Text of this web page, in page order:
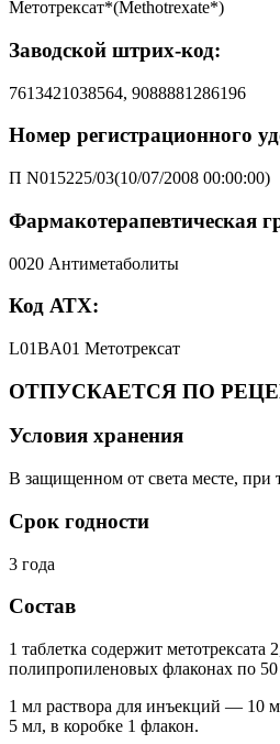
Метотрексат*(Methotrexate*)
Заводской штрих-код:
7613421038564, 9088881286196
Номер регистрационного
П N015225/03(10/07/2008 00:00:00)
Фармакотерапевтическая
0020 Антиметаболиты
Код АТХ:
L01BA01 Метотрексат
ОТПУСКАЕТСЯ ПО
Условия хранения
В защищенном от света месте, при
Срок годности
3 года
Состав
1 таблетка содержит метотрексата
полипропиленовых флаконах по
1 мл раствора для инъекций — 10
5 мл, в коробке 1 флакон.